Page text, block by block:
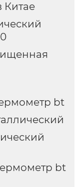
Китае
bt
bt